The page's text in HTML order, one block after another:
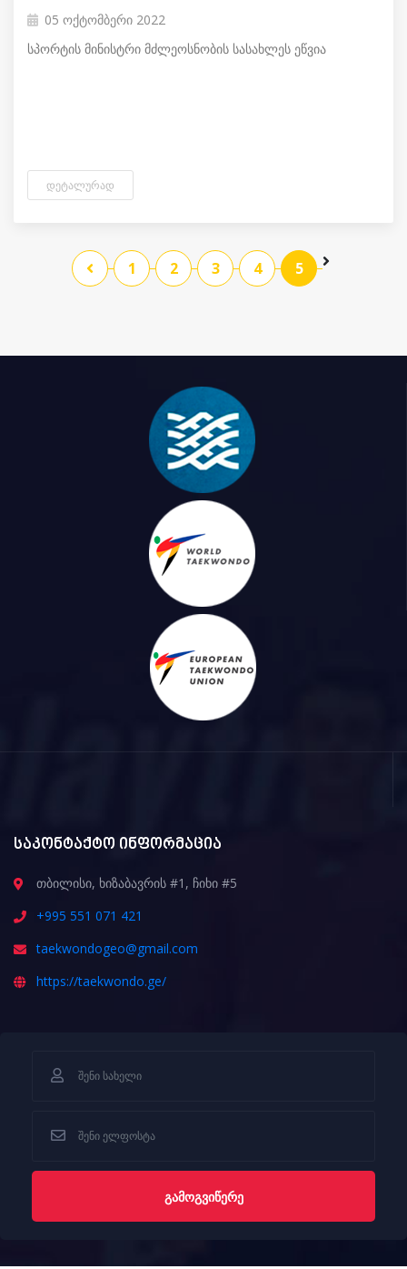
05 ოქტომბერი 2022
სპორტის მინისტრი მძლეოსნობის სასახლეს ეწვია
ᲓᲔᲢᲐᲚᲣᲠᲐᲓ
1 2 3 4 5
საკონტაქტო ინფორმაცია
თბილისი, ხიზაბავრის #1, ჩიხი #5
+995 551 071 421
taekwondogeo@gmail.com
https://taekwondo.ge/
ᲒᲐᲛᲝᲒᲕᲘᲬᲔᲠᲔ